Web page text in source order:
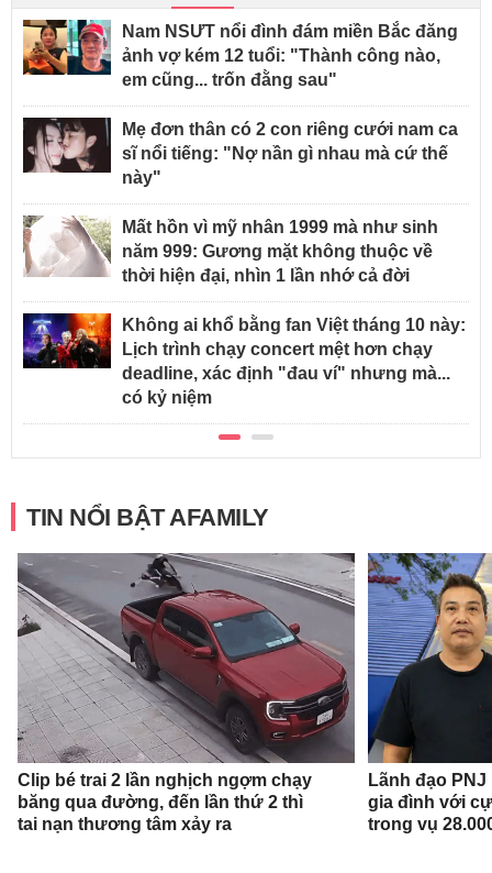
Nam NSƯT nổi đình đám miền Bắc đăng
ảnh vợ kém 12 tuổi: "Thành công nào,
em cũng... trốn đằng sau"
Mẹ đơn thân có 2 con riêng cưới nam ca
sĩ nổi tiếng: "Nợ nần gì nhau mà cứ thế
này"
Mất hồn vì mỹ nhân 1999 mà như sinh
năm 999: Gương mặt không thuộc về
thời hiện đại, nhìn 1 lần nhớ cả đời
Không ai khổ bằng fan Việt tháng 10 này:
Lịch trình chạy concert mệt hơn chạy
deadline, xác định "đau ví" nhưng mà...
có kỷ niệm
TIN NỔI BẬT AFAMILY
Clip bé trai 2 lần nghịch ngợm chạy
băng qua đường, đến lần thứ 2 thì
tai nạn thương tâm xảy ra
Lãnh đạo
gia đình với
trong vụ